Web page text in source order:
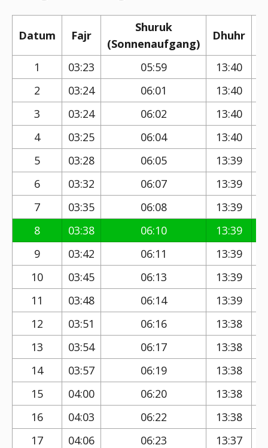
Datum Fajr
Shuruk
(Sonnenaufgang)
Dhuhr
1
03:23 05:59 13:40
2
03:24 06:01 13:40
3
03:24 06:02 13:40
4
03:25 06:04 13:40
5
03:28 06:05 13:39
6
03:32 06:07 13:39
7
03:35 06:08 13:39
8
03:38 06:10 13:39
9
03:42 06:11 13:39
10
03:45 06:13 13:39
11
03:48 06:14 13:39
12
03:51 06:16 13:38
13
03:54 06:17 13:38
14
03:57 06:19 13:38
15
04:00 06:20 13:38
16
04:03 06:22 13:38
17
04:06 06:23 13:37